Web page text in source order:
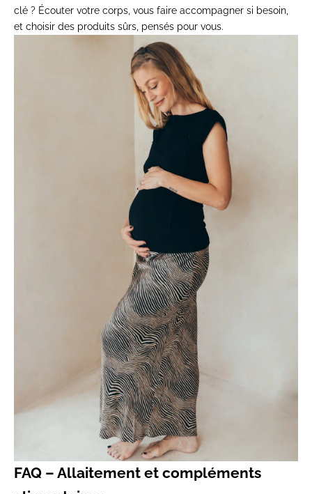
clé ? Écouter votre corps, vous faire accompagner si besoin,
et choisir des produits sûrs, pensés pour vous.
FAQ – Allaitement et compléments